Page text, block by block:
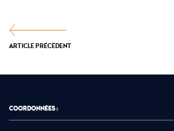
ARTICLE PRÉCÉDENT
COORDONNÉES :